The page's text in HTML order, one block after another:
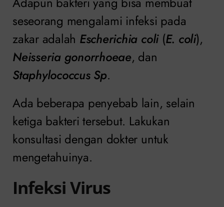
seseorang mengalami infeksi pada
zakar adalah Escherichia coli(E. coli),
Neisseria gonorrhoeae, dan
Staphylococcus Sp.
Ada beberapa penyebab lain, selain
ketiga bakteri tersebut. Lakukan
konsultasi dengan dokter untuk
mengetahuinya.
Infeksi Virus